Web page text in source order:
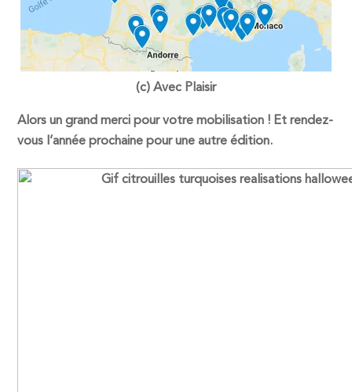
(c) Avec Plaisir
Alors un grand merci pour votre mobilisation ! Et rendez-
vous l’année prochaine pour une autre édition.